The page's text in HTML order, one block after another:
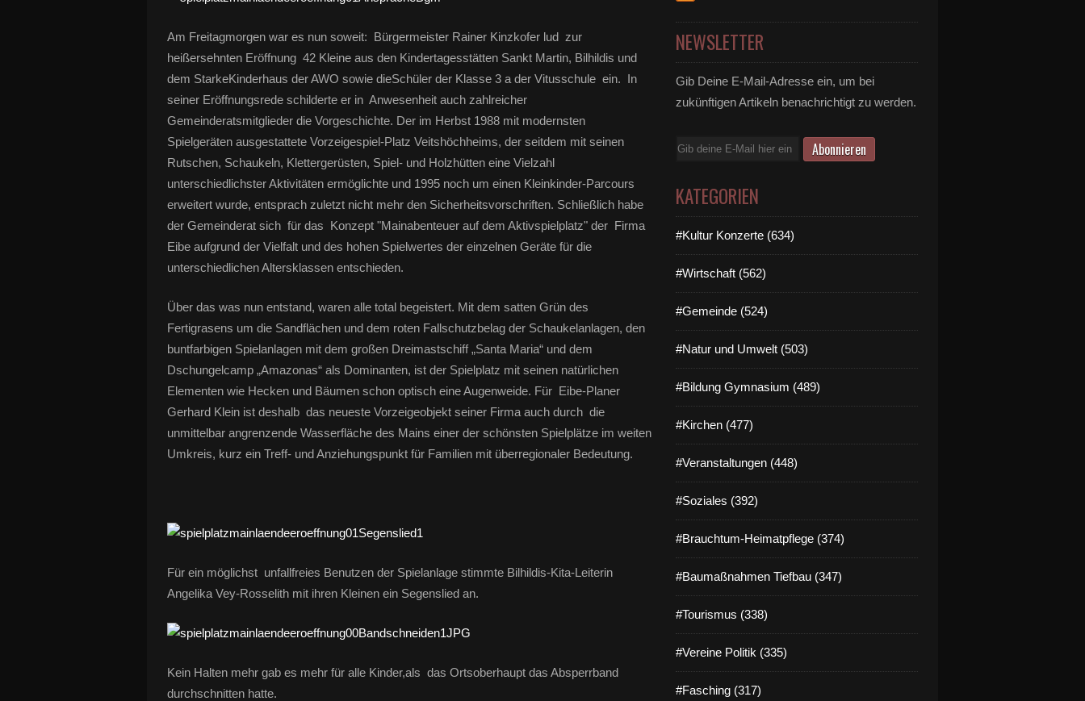
Am Freitagmorgen war es nun soweit: Bürgermeister Rainer Kinzkofer lud zur
heißersehnten Eröffnung 42 Kleine aus den Kindertagesstätten Sankt Martin, Bilhildis und
dem StarkeKinderhaus der AWO sowie dieSchüler der Klasse 3 a der Vitusschule ein. In
seiner Eröffnungsrede schilderte er in Anwesenheit auch zahlreicher
Gemeinderatsmitglieder die Vorgeschichte. Der im Herbst 1988 mit modernsten
Spielgeräten ausgestattete Vorzeigespiel-Platz Veitshöchheims, der seitdem mit seinen
Rutschen, Schaukeln, Klettergerüsten, Spiel- und Holzhütten eine Vielzahl
unterschiedlichster Aktivitäten ermöglichte und 1995 noch um einen Kleinkinder-Parcours
erweitert wurde, entsprach zuletzt nicht mehr den Sicherheitsvorschriften. Schließlich habe
der Gemeinderat sich für das Konzept "Mainabenteuer auf dem Aktivspielplatz" der Firma
Eibe aufgrund der Vielfalt und des hohen Spielwertes der einzelnen Geräte für die
unterschiedlichen Altersklassen entschieden.
Über das was nun entstand, waren alle total begeistert. Mit dem satten Grün des
Fertigrasens um die Sandflächen und dem roten Fallschutzbelag der Schaukelanlagen, den
buntfarbigen Spielanlagen mit dem großen Dreimastschiff „Santa Maria“ und dem
Dschungelcamp „Amazonas“ als Dominanten, ist der Spielplatz mit seinen natürlichen
Elementen wie Hecken und Bäumen schon optisch eine Augenweide. Für Eibe-Planer
Gerhard Klein ist deshalb das neueste Vorzeigeobjekt seiner Firma auch durch die
unmittelbar angrenzende Wasserfläche des Mains einer der schönsten Spielplätze im weiten
Umkreis, kurz ein Treff- und Anziehungspunkt für Familien mit überregionaler Bedeutung.
Für ein möglichst unfallfreies Benutzen der Spielanlage stimmte Bilhildis-Kita-Leiterin
Angelika Vey-Rosselith mit ihren Kleinen ein Segenslied an.
Kein Halten mehr gab es mehr für alle Kinder,als das Ortsoberhaupt das Absperrband
durchschnitten hatte.
NEWSLETTER
Gib Deine E-Mail-Adresse ein, um bei
zukünftigen Artikeln benachrichtigt zu werden.
E-
KATEGORIEN
#Kultur Konzerte (634)
#Wirtschaft (562)
#Gemeinde (524)
#Natur und Umwelt (503)
#Bildung Gymnasium (489)
#Kirchen (477)
#Veranstaltungen (448)
#Soziales (392)
#Brauchtum-Heimatpflege (374)
#Baumaßnahmen Tiefbau (347)
#Tourismus (338)
#Vereine Politik (335)
#Fasching (317)